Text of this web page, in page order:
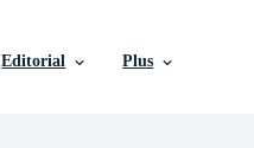
Editorial Plus